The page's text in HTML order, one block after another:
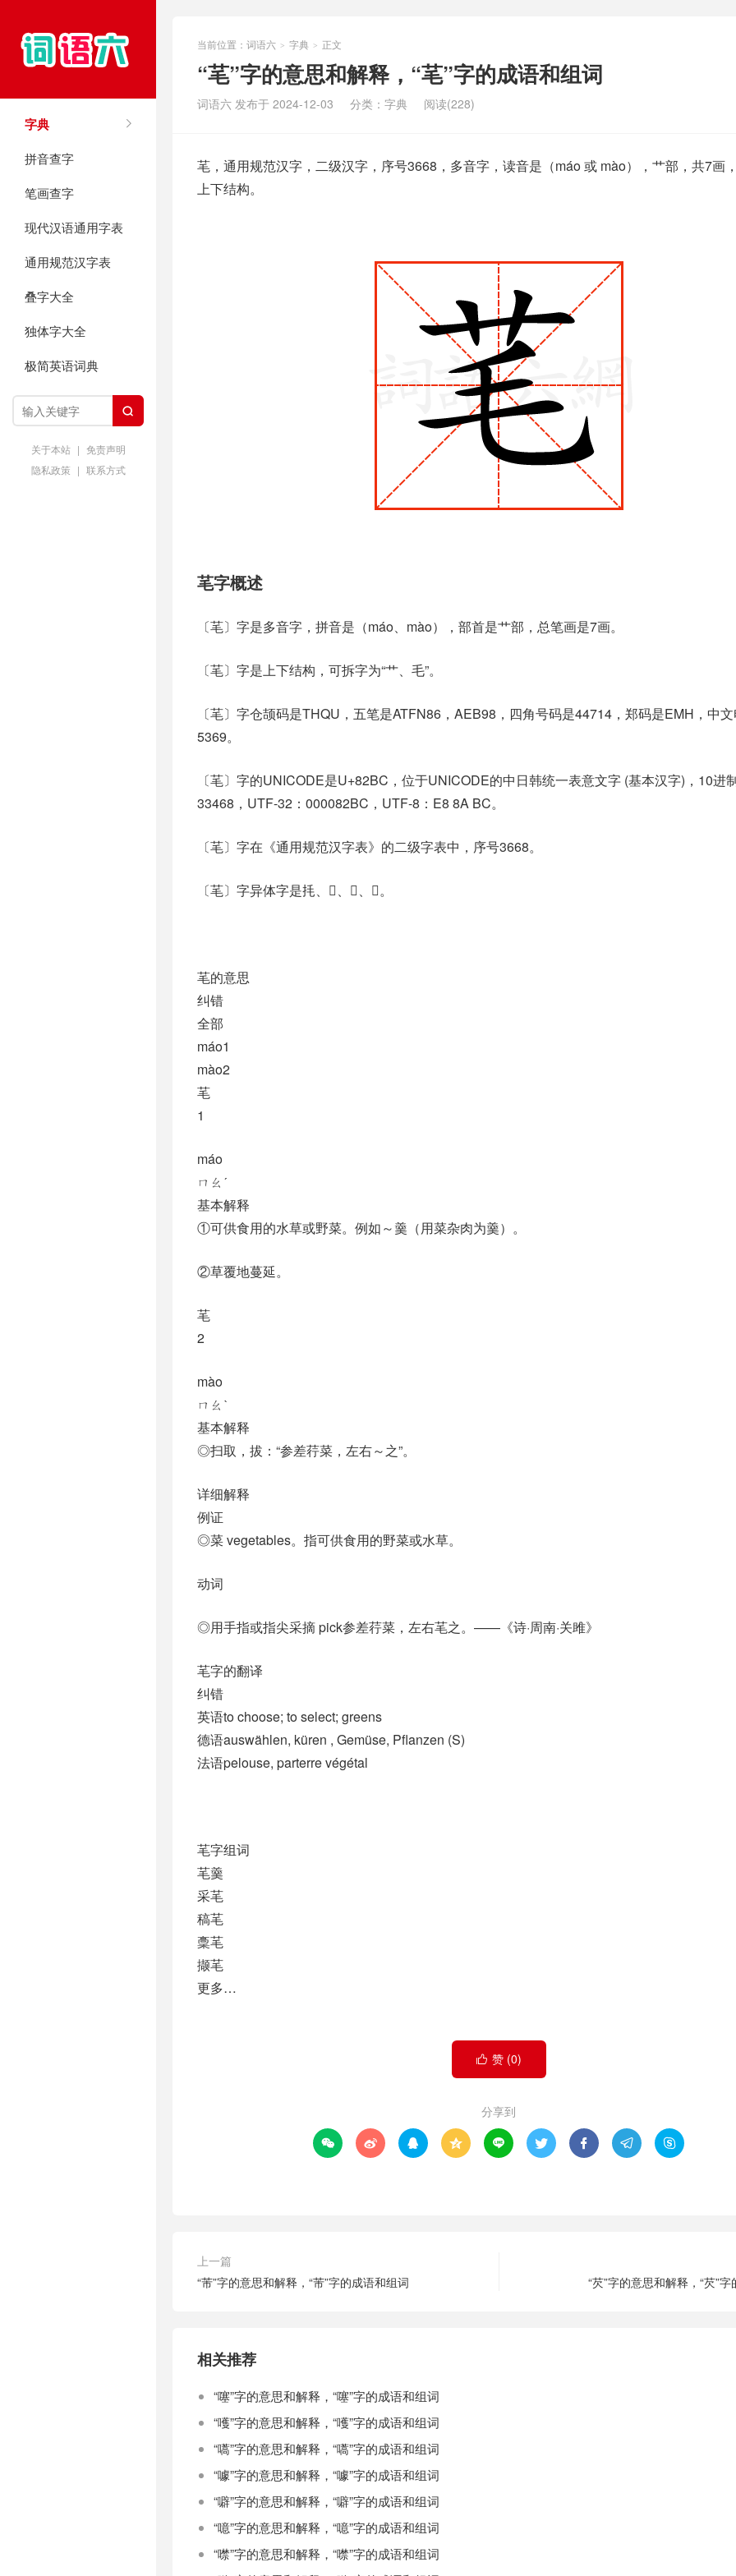
字典
拼音查字
笔画查字
现代汉语通用字表
通用规范汉字表
叠字大全
独体字大全
极简英语词典

关于本站 | 免责声明
隐私政策 | 联系方式
当前位置： 词语六 > 字典 > 正文
“芼”字的意思和解释，“芼”字的成语和组词
词语六 发布于 2024-12-03 分类： 字典 阅读(228)
芼，通用规范汉字，二级汉字，序号3668，多音字，读音是（máo 或 mào），艹部，共7画
上下结构。
芼字概述
〔芼〕字是多音字，拼音是（máo、mào），部首是艹部，总笔画是7画。
〔芼〕字是上下结构，可拆字为“艹、毛”。
〔芼〕字仓颉码是THQU，五笔是ATFN86，AEB98，四角号码是44714，郑码是EMH，中
5369。
〔芼〕字的UNICODE是U+82BC，位于UNICODE的中日韩统一表意文字 (基本汉字)，10进
33468，UTF-32：000082BC，UTF-8：E8 8A BC。
〔芼〕字在《通用规范汉字表》的二级字表中，序号3668。
〔芼〕字异体字是㧌、𦭩、𦯮、𦳁。
芼的意思
纠错
全部
máo1
mào2
芼
1
máo
ㄇㄠˊ
基本解释
①可供食用的水草或野菜。例如～羹（用菜杂肉为羹）。
②草覆地蔓延。
芼
2
mào
ㄇㄠˋ
基本解释
◎扫取，拔：“参差荇菜，左右～之”。
详细解释
例证
◎菜 vegetables。指可供食用的野菜或水草。
动词
◎用手指或指尖采摘 pick参差荇菜，左右芼之。——《诗·周南·关雎》
芼字的翻译
纠错
英语to choose; to select; greens
德语auswählen, küren , Gemüse, Pflanzen (S)
法语pelouse, parterre végétal
芼字组词
芼羹
采芼
稿芼
稾芼
撷芼
更多…
 赞 (0)
分享到
        
上一篇
“芾”字的意思和解释，“芾”字的成语和组词
“芡”字的意思和解释，“芡”
相关推荐
“噻”字的意思和解释，“噻”字的成语和组词
“嚄”字的意思和解释，“嚄”字的成语和组词
“嚆”字的意思和解释，“嚆”字的成语和组词
“噱”字的意思和解释，“噱”字的成语和组词
“噼”字的意思和解释，“噼”字的成语和组词
“噫”字的意思和解释，“噫”字的成语和组词
“噤”字的意思和解释，“噤”字的成语和组词